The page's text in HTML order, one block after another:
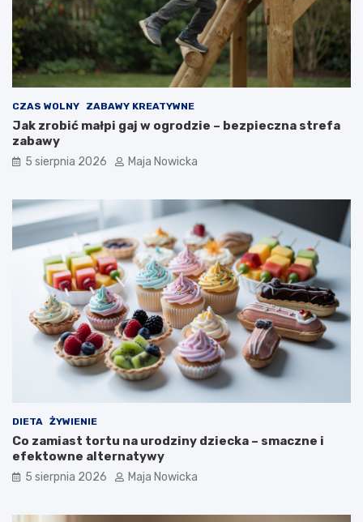
CZAS WOLNY ZABAWY KREATYWNE
Jak zrobić małpi gaj w ogrodzie – bezpieczna strefa
zabawy
5 sierpnia 2026 Maja Nowicka
DIETA ŻYWIENIE
Co zamiast tortu na urodziny dziecka – smaczne i
efektowne alternatywy
5 sierpnia 2026 Maja Nowicka